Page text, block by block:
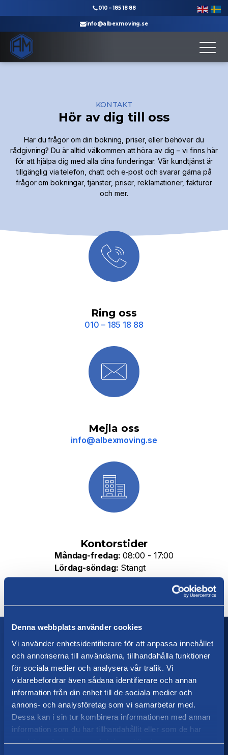
Denna webbplats använder cookies
Vi använder enhetsidentifierare för att anpassa innehållet
och annonserna till användarna, tillhandahålla funktioner
för sociala medier och analysera vår trafik. Vi
vidarebefordrar även sådana identifierare och annan
information från din enhet till de sociala medier och
annons- och analysföretag som vi samarbetar med.
Dessa kan i sin tur kombinera informationen med annan
information som du har tillhandahållit eller som de har
010 – 185 18 88
info@albexmoving.se
Till startsidan
KONTAKT
Hör av dig till oss
Har du frågor om din bokning, priser, eller behöver du
rådgivning? Du är alltid välkommen att höra av dig – vi finns här
för att hjälpa dig med alla dina funderingar. Vår kundtjänst är
tillgänglig via telefon, chatt och e-post och svarar gärna på
frågor om bokningar, tjänster, priser, reklamationer, fakturor
och mer.
Ring oss
010 – 185 18 88
Mejla oss
info@albexmoving.se
Kontorstider
Måndag-fredag: 08:00 - 17:00
Lördag-söndag: Stängt
Låt oss kontakta dig!
Fyll i formuläret nedan med dina uppgifter, så återkommer vi
så snart som möjligt. Tack för att du kontaktar oss!
Företagsnamn (Valfritt)
Namn